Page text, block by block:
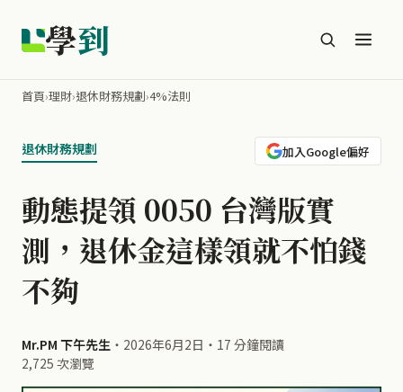
學到
首頁›理財›退休財務規劃›4%法則
退休財務規劃 加入Google偏好
動態提領 0050 台灣版實
測，退休金這樣領就不怕錢
不夠
Mr.PM 下午先生 ・ 2026年6月2日 ・ 17 分鐘閱讀
2,725 次瀏覽